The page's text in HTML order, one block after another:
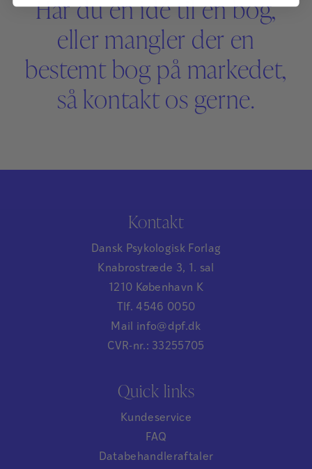
Har du en idé til en bog,
eller mangler der en
bestemt bog på markedet,
så kontakt os gerne.
Kontakt
Dansk Psykologisk Forlag
Knabrostræde 3, 1. sal
1210 København K
Tlf. 4546 0050
Mail info@dpf.dk
CVR-nr.: 33255705
Quick links
Kundeservice
FAQ
Databehandleraftaler